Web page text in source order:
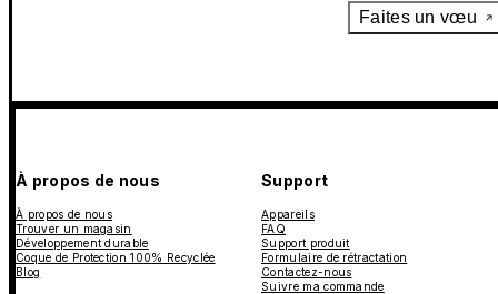
Faites un vœu
À propos de nous
À propos de nous
Trouver un magasin
Développement durable
Coque de Protection 100% Recyclée
Blog
Support
Appareils
FAQ
Support produit
Formulaire de rétractation
Contactez-nous
Suivre ma commande